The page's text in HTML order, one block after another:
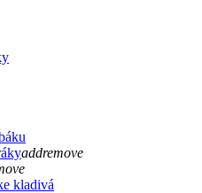
addremove
kladivá